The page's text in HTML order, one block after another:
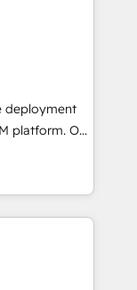
to coast), our
excelencia
plazo.
deployment
Our
and
service and
your